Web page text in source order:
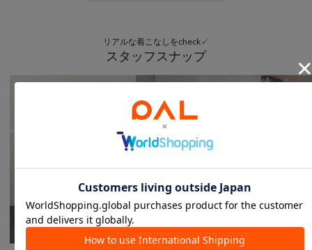
リアルな着こなしをcheck✓
スタッフスナップ